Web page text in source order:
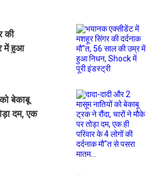
की
में हुआ
बेकाबू
दम, एक